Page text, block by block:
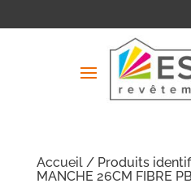
Accueil/ Produits
MANCHE 26CM FIBRE